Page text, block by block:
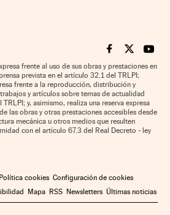
Cinco Días en
Cinco Días
Cinco
frente al uso de sus obras y prestaciones en
prevista en el artículo 32.1 del TRLPI;
frente a la reproducción, distribución y
y artículos sobre temas de actualidad
y, asimismo, realiza una reserva expresa
las obras y otras prestaciones accesibles desde
mecánica u otros medios que resulten
con el artículo 67.3 del Real Decreto - ley
Política cookies Configuración de cookies
Mapa RSS Newsletters Últimas noticias